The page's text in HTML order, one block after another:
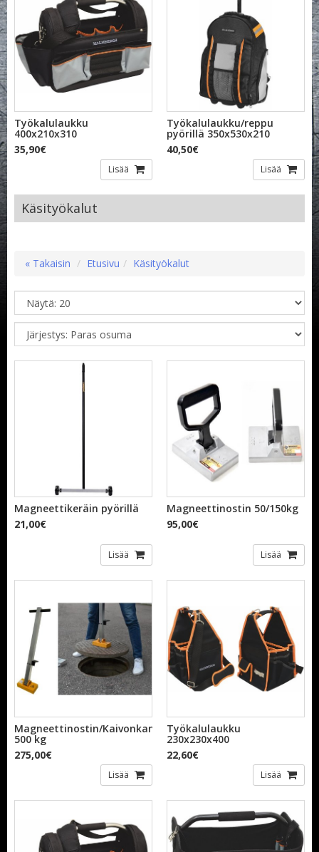
Työkalulaukku
400x210x310
35,90€
Lisää
Työkalulaukku/reppu
pyörillä 350x530x210
40,50€
Lisää
Käsityökalut
« Takaisin Etusivu Käsityökalut
Magneettikeräin pyörillä
21,00€
Lisää
Magneettinostin 50/150kg
95,00€
Lisää
Magneettinostin/Kaivonkannennostin
500 kg
275,00€
Lisää
Työkalulaukku
230x230x400
22,60€
Lisää